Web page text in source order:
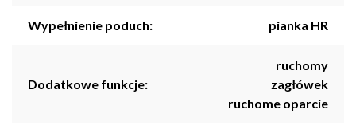
Wypełnienie poduch: pianka HR
Dodatkowe funkcje:
ruchomy
zagłówek
ruchome oparcie